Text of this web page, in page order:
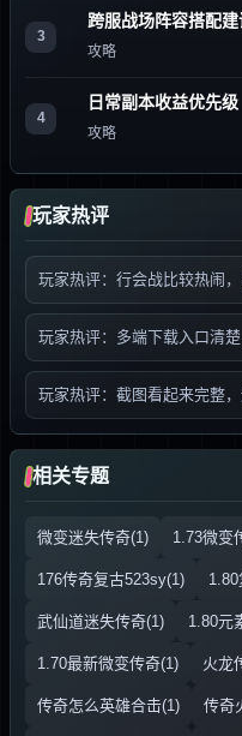
3
跨服战场阵容搭配建
攻略
4
日常副本收益优先级
攻略
玩家热评
玩家热评：行会战比较热闹，
玩家热评：多端下载入口清楚
玩家热评：截图看起来完整
相关专题
微变迷失传奇(1) 1.73微变
176传奇复古523sy(1)
武仙道迷失传奇(1) 1.80元
1.70最新微变传奇(1) 火龙
传奇怎么英雄合击(1) 传奇